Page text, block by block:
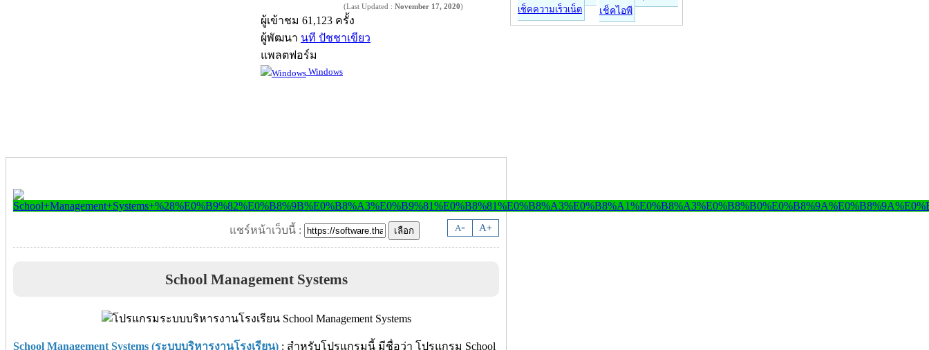
(Last Updated : November 17, 2020)
ผู้เข้าชม 61,123 ครั้ง
ผู้พัฒนา นที ปัชชาเขียว
แพลตฟอร์ม
Windows
A- A+
แชร์หน้าเว็บนี้ :
School Management Systems
School Management Systems (ระบบบริหารงานโรงเรียน) : สำหรับโปรแกรมนี้ มีชื่อว่า โปรแกรม School
เช็คความเร็วเน็ต เช็คไอพี